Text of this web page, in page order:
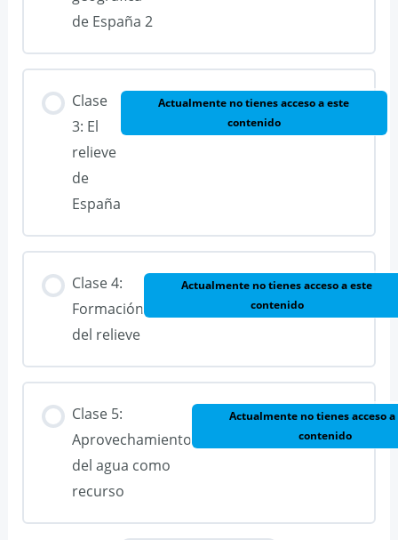
de España 2
Clase
3: El
relieve
de
España
Actualmente no tienes acceso a este
contenido
Clase 4:
Formación
del relieve
Actualmente no tienes acceso a este
contenido
Clase 5:
Aprovechamiento
del agua como
recurso
Actualmente no tienes acceso a
contenido